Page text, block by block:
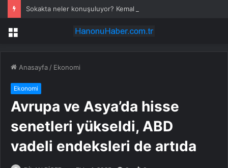
Menü
Anasayfa / Ekonomi
Ekonomi
Avrupa ve Asya’da hisse
senetleri yükseldi, ABD
vadeli endeksleri de artıda